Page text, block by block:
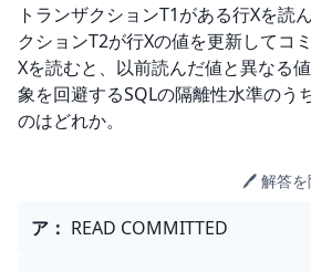
問題文
トランザクションT1がある行Xを読
クションT2が行Xの値を更新してコ
Xを読むと、以前読んだ値と異なる
象を回避するSQLの隔離性水準のう
のはどれか。
🖊️ 解答を
選択肢
ア ： READ COMMITTED